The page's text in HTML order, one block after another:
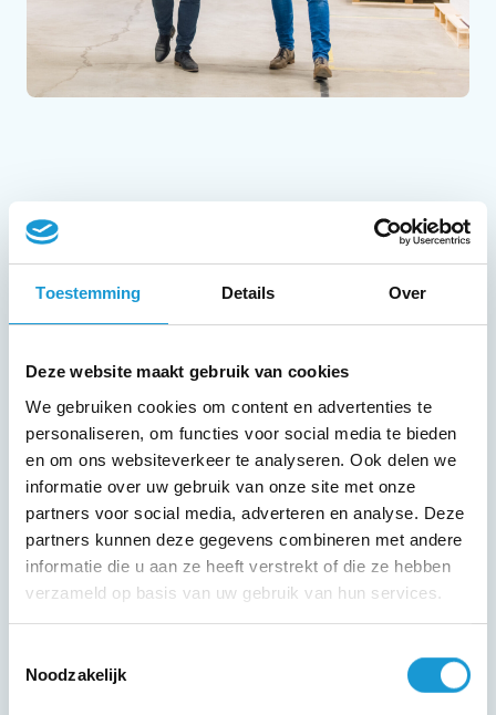
Toestemming Details Over
Deze website maakt gebruik van cookies
We gebruiken cookies om content en advertenties te
personaliseren, om functies voor social media te bieden
en om ons websiteverkeer te analyseren. Ook delen we
informatie over uw gebruik van onze site met onze
partners voor social media, adverteren en analyse. Deze
partners kunnen deze gegevens combineren met andere
informatie die u aan ze heeft verstrekt of die ze hebben
verzameld op basis van uw gebruik van hun services.
Noodzakelijk
Nu is hét moment om door te pakken
De zomer is vaak een periode van reflectie. Het
maakt duidelijk wat goed gaat, maar ook waar
het knelt. Dat inzicht is waardevol, maar alleen
Wij helpen ondernemers om die stap
daadwerkelijk te zetten. Samen bouwen we aan
meer structuur en duidelijkheid, zodat je bedrijf
beter draait en minder afhankelijk is van jou als
persoon. Het resultaat? Meer succes, meer
plezier en rust.
Laat dit hét moment zijn
niet langer voor je uit. Iedere maand dat je